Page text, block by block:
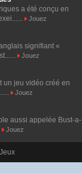
a été conçu en
Jouez
signifiant «
Jouez
un jeu vidéo créé en
Jouez
aussi appelée Bust-a-
Jouez